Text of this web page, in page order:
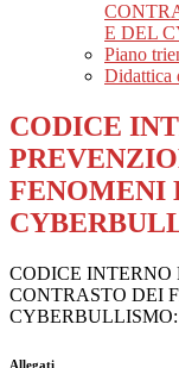
E DEL
Piano
Didattica
CODICE
FENOMENI
CODICE INTERNO
CONTRASTO DEI
CYBERBULLISMO:
Allegati